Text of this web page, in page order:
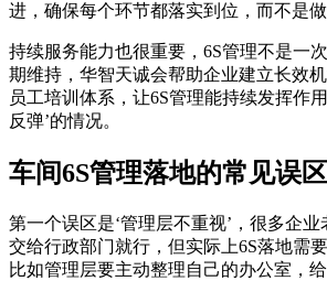
进，确保每个环节都落实到位，而不是做
持续服务能力也很重要，6S管理不是一
期维持，华智天诚会帮助企业建立长效
员工培训体系，让6S管理能持续发挥作
反弹’的情况。
车间6S管理落地的常见误
第一个误区是‘管理层不重视’，很多企业
交给行政部门就行，但实际上6S落地需
比如管理层要主动整理自己的办公室，